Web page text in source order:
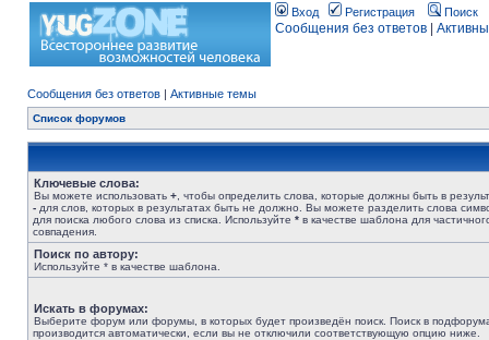
Вход Регистрация Поиск
Сообщения без ответов
Сообщения без ответов | Активные темы
Список форумов
Ключевые слова:
Вы можете использовать + , чтобы определить слова, которые должны быть в
- для слов, которых в результатах быть не должно. Вы можете разделить слова
для поиска любого слова из списка. Используйте * в качестве шаблона для
совпадения.
Поиск по автору:
Используйте * в качестве шаблона.
Искать в форумах:
Выберите форум или форумы, в которых будет произведён поиск. Поиск в
производится автоматически, если вы не отключили соответствующую опцию ниже.